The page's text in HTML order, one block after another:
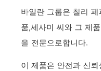
바일란 그룹은 칠리
품,세사미 씨와 그 제
을 전문으로합니다.
이 제품은 안전과 신